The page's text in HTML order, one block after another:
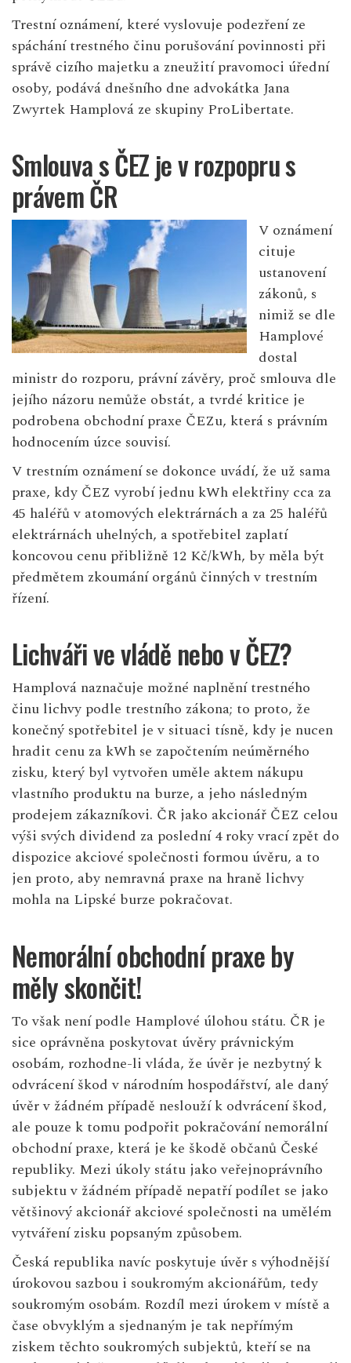
Trestní oznámení, které vyslovuje podezření ze
spáchání trestného činu porušování povinnosti při
správě cizího majetku a zneužití pravomoci úřední
osoby, podává dnešního dne advokátka Jana
Zwyrtek Hamplová ze skupiny ProLibertate.
Smlouva s ČEZ je v rozpopru s
právem ČR
V oznámení
cituje
ustanovení
zákonů, s
nimiž se dle
Hamplové
dostal
ministr do rozporu, právní závěry, proč smlouva dle
jejího názoru nemůže obstát, a tvrdé kritice je
podrobena obchodní praxe ČEZu, která s právním
hodnocením úzce souvisí.
V trestním oznámení se dokonce uvádí, že už sama
praxe, kdy ČEZ vyrobí jednu kWh elektřiny cca za
45 haléřů v atomových elektrárnách a za 25 haléřů
elektrárnách uhelných, a spotřebitel zaplatí
koncovou cenu přibližně 12 Kč/kWh, by měla být
předmětem zkoumání orgánů činných v trestním
řízení.
Lichváři ve vládě nebo v ČEZ?
Hamplová naznačuje možné naplnění trestného
činu lichvy podle trestního zákona; to proto, že
konečný spotřebitel je v situaci tísně, kdy je nucen
hradit cenu za kWh se započtením neúměrného
zisku, který byl vytvořen uměle aktem nákupu
vlastního produktu na burze, a jeho následným
prodejem zákazníkovi. ČR jako akcionář ČEZ celou
výši svých dividend za poslední 4 roky vrací zpět do
dispozice akciové společnosti formou úvěru, a to
jen proto, aby nemravná praxe na hraně lichvy
mohla na Lipské burze pokračovat.
Nemorální obchodní praxe by
měly skončit!
To však není podle Hamplové úlohou státu. ČR je
sice oprávněna poskytovat úvěry právnickým
osobám, rozhodne-li vláda, že úvěr je nezbytný k
odvrácení škod v národním hospodářství, ale daný
úvěr v žádném případě neslouží k odvrácení škod,
ale pouze k tomu podpořit pokračování nemorální
obchodní praxe, která je ke škodě občanů České
republiky. Mezi úkoly státu jako veřejnoprávního
subjektu v žádném případě nepatří podílet se jako
většinový akcionář akciové společnosti na umělém
vytváření zisku popsaným způsobem.
Česká republika navíc poskytuje úvěr s výhodnější
úrokovou sazbou i soukromým akcionářům, tedy
soukromým osobám. Rozdíl mezi úrokem v místě a
čase obvyklým a sjednaným je tak nepřímým
ziskem těchto soukromých subjektů, kteří se na